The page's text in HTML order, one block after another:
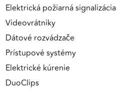
Elektrická požiarná signalizácia
Videovrátniky
Dátové rozvádzače
Prístupové systémy
Elektrické kúrenie
DuoClips